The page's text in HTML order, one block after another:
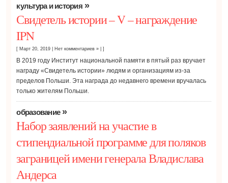
культура и история»
Свидетель истории – V – награждение
IPN
[ Март 20, 2019|Нет комментариев » | ]
В 2019 году Институт национальной памяти в пятый раз вручает
награду «Свидетель истории» людям и организациям из-за
пределов Польши. Эта награда до недавнего времени вручалась
только жителям Польши.
образование»
Набор заявлений на участие в
стипендиальной программе для поляков
заграницей имени генерала Владислава
Андерса